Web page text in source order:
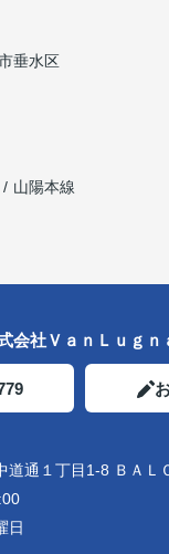
垂水区
山陽本線
会社ＶａｎＬｕｇｎ
道通１丁目1-8 ＢＡ
日